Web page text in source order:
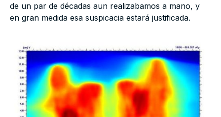
de un par de décadas aun realizabamos a mano, y
en gran medida esa suspicacia estará justificada.